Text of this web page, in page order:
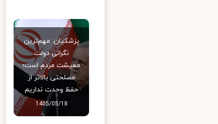
پزشکیان: مهم‌ترین
نگرانی دولت
معیشت مردم است؛
مصلحتی بالاتر از
حفظ وحدت نداریم
1405/05/18